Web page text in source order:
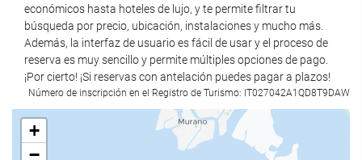
Restaurante
Bar
Menú infantil
Menú dietético bajo petición
Servicio de habitaciones
Opción de desayuno en la habitación
Spa
Hammam
Sauna
Baño de vapor
Vestidores del gimnasio/spa
Servicio de masaje
Tratamientos de belleza
económicos hasta hoteles de lujo, y te permite filtrar tu
búsqueda por precio, ubicación, instalaciones y mucho más.
Además, la interfaz de usuario es fácil de usar y el proceso de
reserva es muy sencillo y permite múltiples opciones de pago.
¡Por cierto! ¡Si reservas con antelación puedes pagar a plazos!
Número de inscripción en el Registro de Turismo: IT027042A1QD8T9DAW
+
−